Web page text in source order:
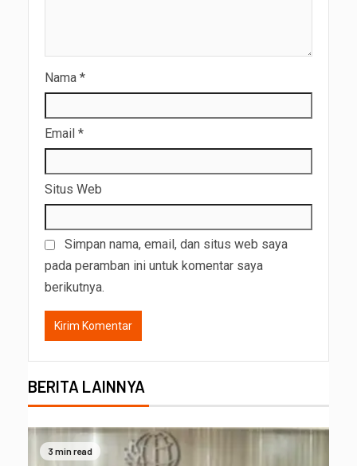
Nama *
Email *
Situs Web
Simpan nama, email, dan situs web saya
pada peramban ini untuk komentar saya
berikutnya.
BERITA LAINNYA
3 min read